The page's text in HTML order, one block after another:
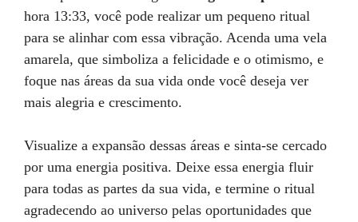
hora 13:33, você pode realizar um pequeno ritual
para se alinhar com essa vibração. Acenda uma vela
amarela, que simboliza a felicidade e o otimismo, e
foque nas áreas da sua vida onde você deseja ver
mais alegria e crescimento.
Visualize a expansão dessas áreas e sinta-se cercado
por uma energia positiva. Deixe essa energia fluir
para todas as partes da sua vida, e termine o ritual
agradecendo ao universo pelas oportunidades que